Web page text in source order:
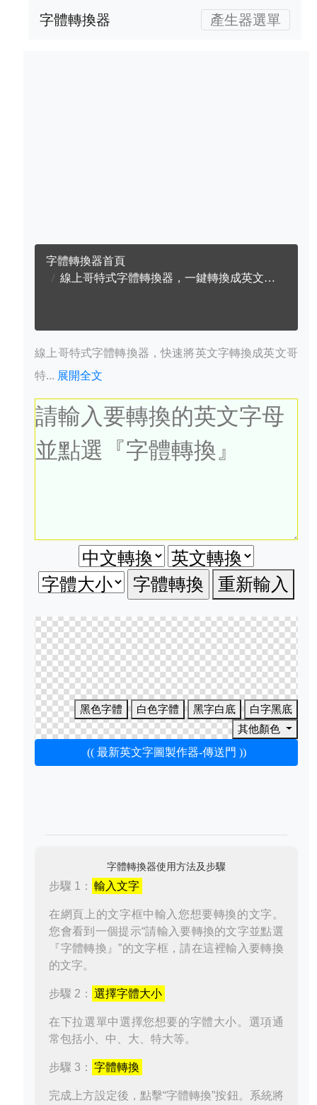
字體轉換器 產生器選單
字體轉換器首頁
線上哥特式字體轉換器，一鍵轉換成英文哥特式字體
線上哥特式字體轉換器，快速將英文字轉換成英文哥
特... 展開全文
重新輸入
黑色字體 白色字體 黑字白底
白字黑底
其他顏色
(( 最新英文字圖製作器-傳送門 ))
字體轉換器使用方法及步驟
步驟 1： 輸入文字
在網頁上的文字框中輸入您想要轉換的文字。
您會看到一個提示“請輸入要轉換的文字並點選
『字體轉換』”的文字框，請在這裡輸入要轉換
的文字。
步驟 2： 選擇字體大小
在下拉選單中選擇您想要的字體大小。選項通
常包括小、中、大、特大等。
步驟 3： 字體轉換
完成上方設定後，點擊“字體轉換”按鈕。系統將